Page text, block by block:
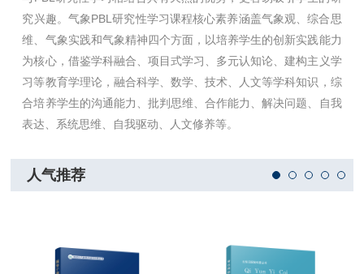
究兴趣。气象PBL研究性学习课程核心素养涵盖气象观、综合思
维、气象实践和气象精神四个方面，以培养学生的创新实践能力
为核心，借鉴学科融合、项目式学习、多元认知论、建构主义学
习等教育学理论，融合科学、数学、技术、人文等学科知识，综
合培养学生的沟通能力、批判思维、合作能力、解决问题、自我
表达、系统思维、自我驱动、人文修养等。
人气推荐